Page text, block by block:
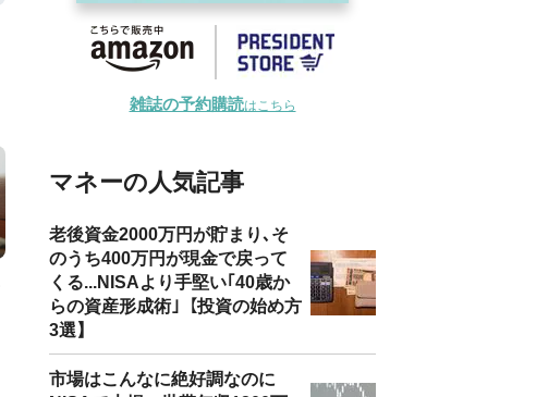
雑誌の予約購読はこちら
マネーの人気記事
老後資金2000万円が貯まり､そ
のうち400万円が現金で戻って
くる...NISAより手堅い｢40歳か
らの資産形成術｣【投資の始め方
3選】
市場はこんなに絶好調なのに